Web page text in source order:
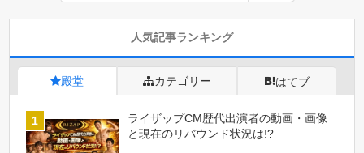
人気記事ランキング
殿堂 カテゴリー はてブ
ライザップCM歴代出演者の動画・画像
と現在のリバウンド状況は!?